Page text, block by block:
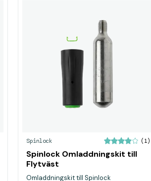
Spinlock (1)
Spinlock Omladdningskit till
Flytväst
Omladdningskit till Spinlock